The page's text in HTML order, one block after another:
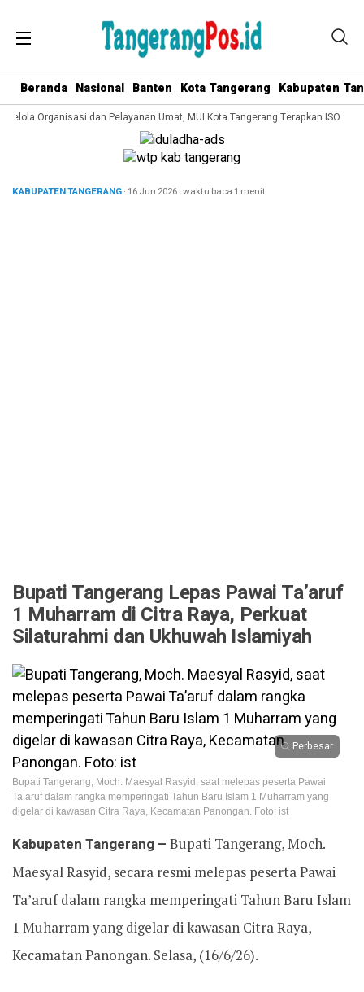
Beranda Nasional Banten Kota Tangerang Kabupaten
Organisasi dan Pelayanan Umat, MUI Kota Tangerang Terapkan ISO
KABUPATEN TANGERANG· 16 Jun 2026·waktu baca 1 menit
Bupati Tangerang Lepas Pawai Ta’aruf
1 Muharram di Citra Raya, Perkuat
Silaturahmi dan Ukhuwah Islamiyah
Perbesar
Bupati Tangerang, Moch. Maesyal Rasyid, saat melepas peserta Pawai
Ta’aruf dalam rangka memperingati Tahun Baru Islam 1 Muharram yang
digelar di kawasan Citra Raya, Kecamatan Panongan. Foto: ist
Kabupaten Tangerang – Bupati Tangerang, Moch.
Maesyal Rasyid, secara resmi melepas peserta Pawai
Ta’aruf dalam rangka memperingati Tahun Baru Islam
1 Muharram yang digelar di kawasan Citra Raya,
Kecamatan Panongan. Selasa, (16/6/26).